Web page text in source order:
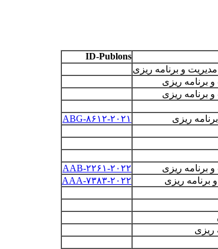
ID-Publons
و برنامه­ ریزی
برنامه­ ریزی
برنامه ­ریزی
ریزی
ABG-۸۶۱۲-۲۰۲۱
برنامه ­ریزی AAB-۲۲۶۱-۲۰۲۲
ریزی
AAA-۷۳۸۳-۲۰۲۲
­ریزی